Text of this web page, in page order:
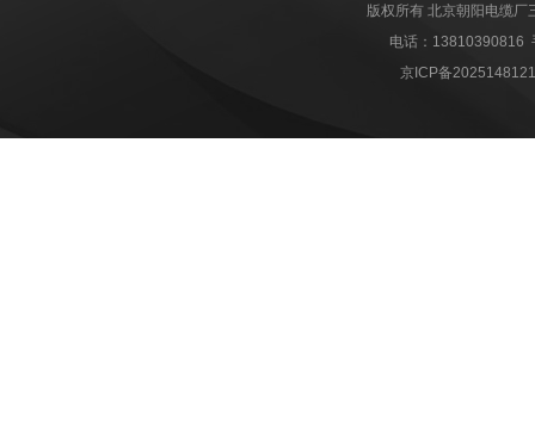
版权所有 北京朝阳电缆
电话：13810390816
京ICP备